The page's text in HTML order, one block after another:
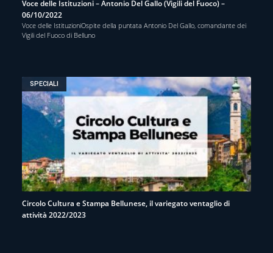
Voce delle Istituzioni – Antonio Del Gallo (Vigili del Fuoco) –
06/10/2022
Voce delle IstituzioniOspite della puntata Antonio Del Gallo, comandante dei
Vigili del Fuoco di Belluno
SPECIALI
Circolo Cultura e Stampa Bellunese, il variegato ventaglio di
attività 2022/2023